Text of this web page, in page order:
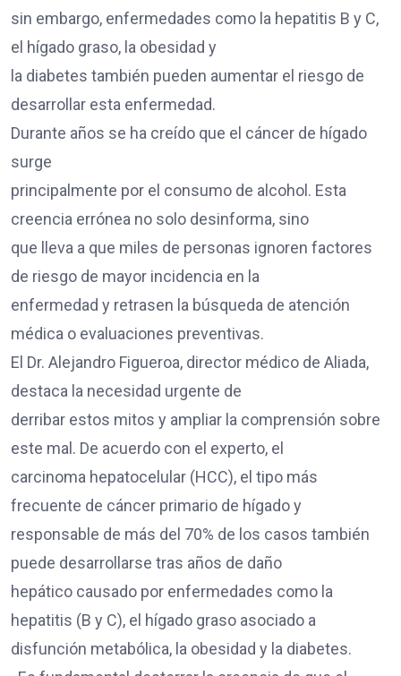
sin embargo, enfermedades como la hepatitis B y C,
el hígado graso, la obesidad y
la diabetes también pueden aumentar el riesgo de
desarrollar esta enfermedad.
Durante años se ha creído que el cáncer de hígado
surge
principalmente por el consumo de alcohol. Esta
creencia errónea no solo desinforma, sino
que lleva a que miles de personas ignoren factores
de riesgo de mayor incidencia en la
enfermedad y retrasen la búsqueda de atención
médica o evaluaciones preventivas.
El Dr. Alejandro Figueroa, director médico de Aliada,
destaca la necesidad urgente de
derribar estos mitos y ampliar la comprensión sobre
este mal. De acuerdo con el experto, el
carcinoma hepatocelular (HCC), el tipo más
frecuente de cáncer primario de hígado y
responsable de más del 70% de los casos también
puede desarrollarse tras años de daño
hepático causado por enfermedades como la
hepatitis (B y C), el hígado graso asociado a
disfunción metabólica, la obesidad y la diabetes.